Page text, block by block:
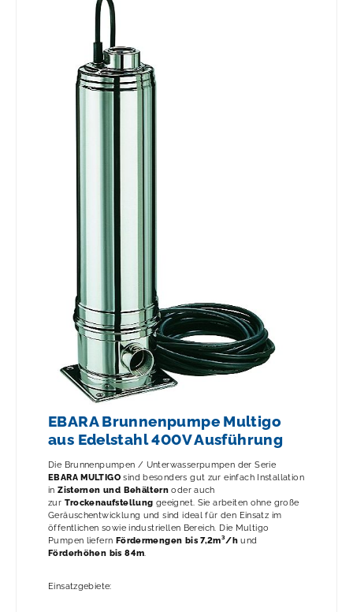
EBARA Brunnenpumpe Multigo
aus Edelstahl 400V Ausführung
Die Brunnenpumpen / Unterwasserpumpen der Serie
EBARA MULTIGO sind besonders gut zur einfach Installation
inZisternen und Behältern oder auch
zur Trockenaufstellung geeignet. Sie arbeiten ohne große
Geräuschentwicklung und sind ideal für den Einsatz im
öffentlichen sowie industriellen Bereich. Die Multigo
Pumpen liefern Fördermengen bis 7,2m³/hund
Förderhöhen bis 84m.
Einsatzgebiete: